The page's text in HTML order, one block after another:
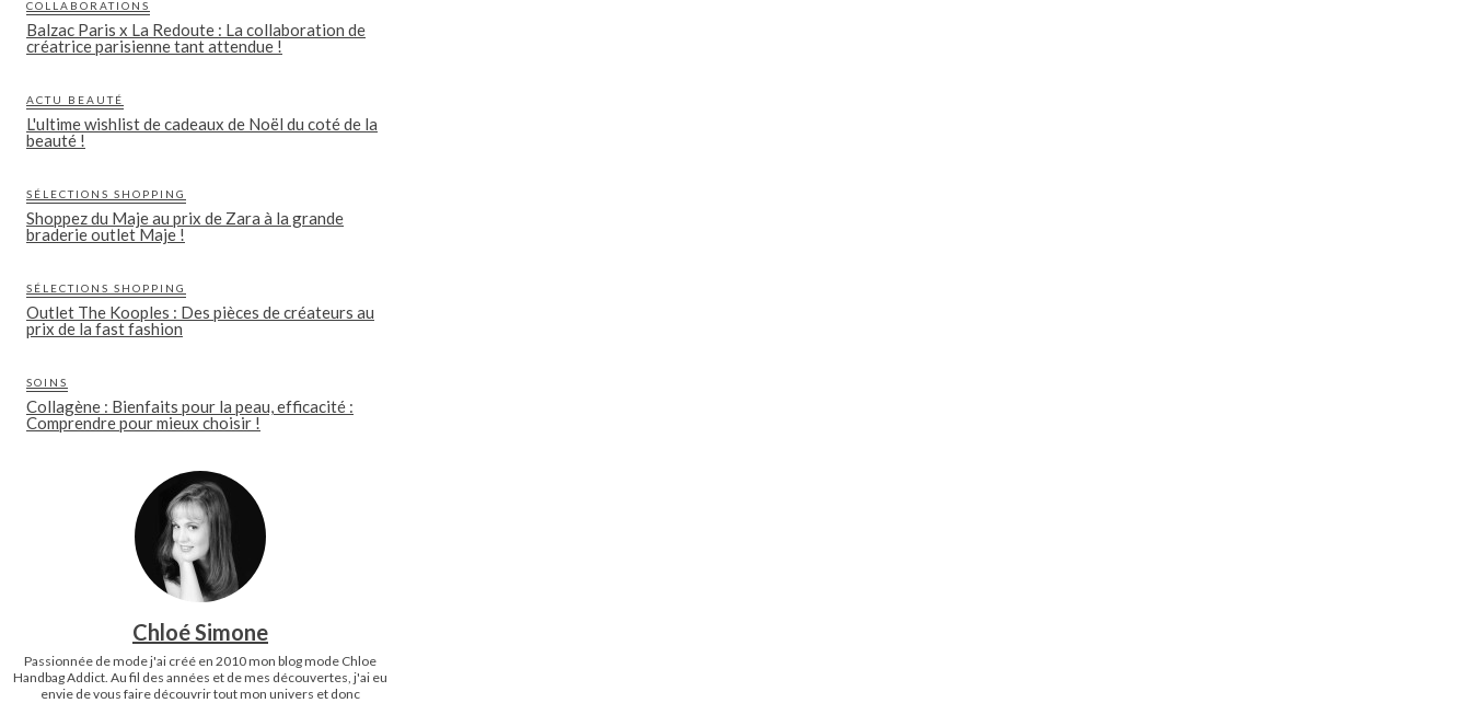
COLLABORATIONS
Balzac Paris x La Redoute : La collaboration de
créatrice parisienne tant attendue !
ACTU BEAUTÉ
L'ultime wishlist de cadeaux de Noël du coté de la
beauté !
SÉLECTIONS SHOPPING
Shoppez du Maje au prix de Zara à la grande
braderie outlet Maje !
SÉLECTIONS SHOPPING
Outlet The Kooples : Des pièces de créateurs au
prix de la fast fashion
SOINS
Collagène : Bienfaits pour la peau, efficacité :
Comprendre pour mieux choisir !
Chloé Simone
Passionnée de mode j'ai créé en 2010 mon blog mode Chloe
Handbag Addict. Au fil des années et de mes découvertes, j'ai eu
envie de vous faire découvrir tout mon univers et donc